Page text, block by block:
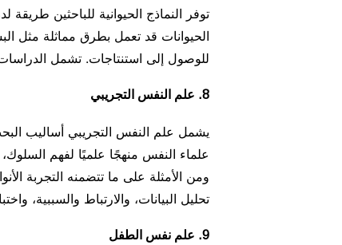
توفر النماذج الحيوانية للباحثين طريقة
الحيوانات قد تعمل بطرق مماثلة مثل
للوصول إلى استنتاجات. تشمل
8. علم النفس التجريبي
يشمل علم النفس التجريبي أساليب
علماء النفس منهجًا علميًا لفهم السلوك،
ومن الأمثلة على ما تتضمنه التجربة
تحليل البيانات، والارتباط والسببية،
9. علم نفس الطفل